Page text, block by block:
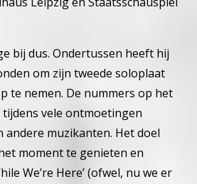
bij dus. Ondertussen heeft hij
om zijn tweede soloplaat
te nemen. De nummers op het
vele ontmoetingen
andere muzikanten. Het doel
moment te genieten en
We’re Here’ (ofwel, nu we er